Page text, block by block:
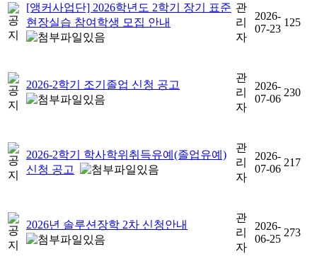
[앵커사업단] 2026학년도 2학기 장기 표준
현장실습 참여학생 모집 안내
관
리
자
2026-
07-23
125
2026-2학기 조기졸업 신청 공고
관
리
자
2026-
07-06
230
2026-2학기 학사학위취득유예(졸업유예)
신청 공고
관
리
자
2026-
07-06
217
2026년 솔루션장학 2차 신청안내
관
리
자
2026-
06-25
273